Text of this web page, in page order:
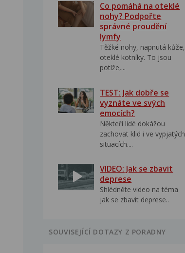
Co pomáhá na oteklé
nohy? Podpořte
správné proudění
lymfy
Těžké nohy, napnutá kůže,
oteklé kotníky. To jsou
potíže,...
TEST: Jak dobře se
vyznáte ve svých
emocích?
Někteří lidé dokážou
zachovat klid i ve vypjatých
situacích....
VIDEO: Jak se zbavit
deprese
Shlédněte video na téma
jak se zbavit deprese..
SOUVISEJÍCÍ DOTAZY Z PORADNY